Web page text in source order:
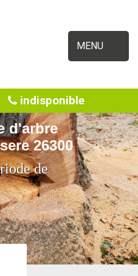
MENU
indisponible
d'arbre
26300
de